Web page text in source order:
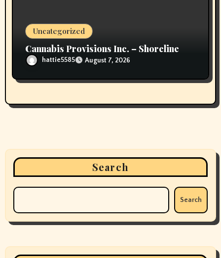
Uncategorized
Cannabis Provisions Inc. – Shoreline
hattie5585 August 7, 2026
Search
Search